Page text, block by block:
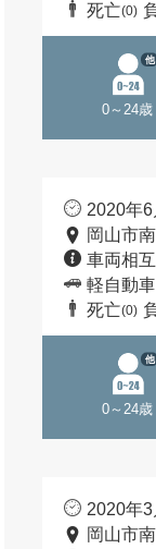
死亡(0)
0～24歳
他
2020年
岡山市
車両相
軽自動車
死亡(0)
0～24歳
他
2020年
岡山市